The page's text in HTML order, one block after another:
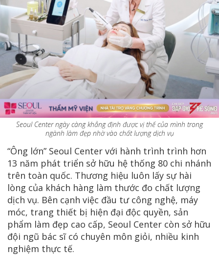
Seoul Center ngày càng khẳng định được vị thế của mình trong
ngành làm đẹp nhờ vào chất lượng dịch vụ
“Ông lớn” Seoul Center với hành trình trình hơn
13 năm phát triển sở hữu hệ thống 80 chi nhánh
trên toàn quốc. Thương hiệu luôn lấy sự hài
lòng của khách hàng làm thước đo chất lượng
dịch vụ. Bên cạnh việc đầu tư công nghệ, máy
móc, trang thiết bị hiện đại độc quyền, sản
phẩm làm đẹp cao cấp, Seoul Center còn sở hữu
đội ngũ bác sĩ có chuyên môn giỏi, nhiều kinh
nghiệm thực tế.